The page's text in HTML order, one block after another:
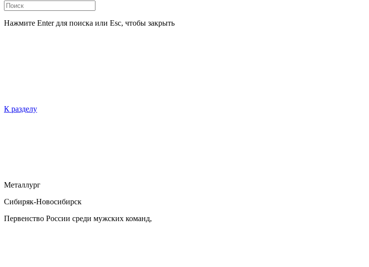
Нажмите Enter для поиска или Esc, чтобы закрыть
К разделу
Металлург
Сибиряк-Новосибирск
Первенство России среди мужских команд,